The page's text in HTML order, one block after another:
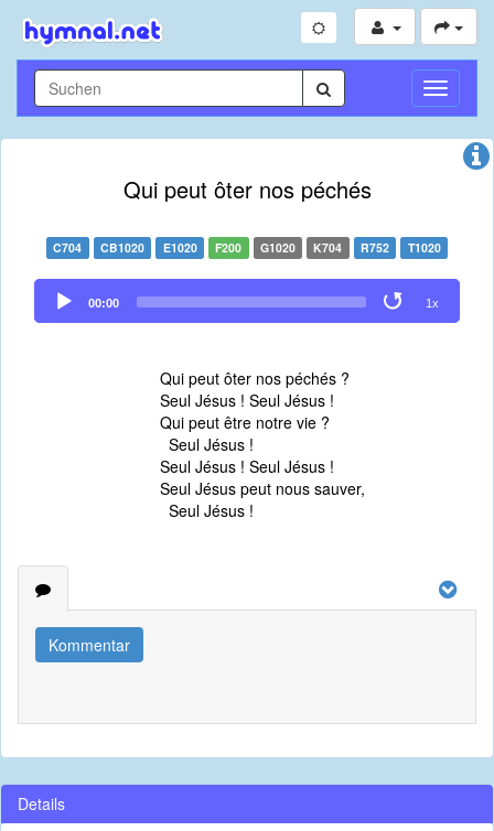
Qui peut ôter nos péchés
C704 CB1020 E1020 F200 G1020 K704 R752 T1020
Audio
Player
00:00 1x
Qui peut ôter nos péchés ?
Seul Jésus ! Seul Jésus !
Qui peut être notre vie ?
Seul Jésus !
Seul Jésus ! Seul Jésus !
Seul Jésus peut nous sauver,
Seul Jésus !
Kommentar
Details